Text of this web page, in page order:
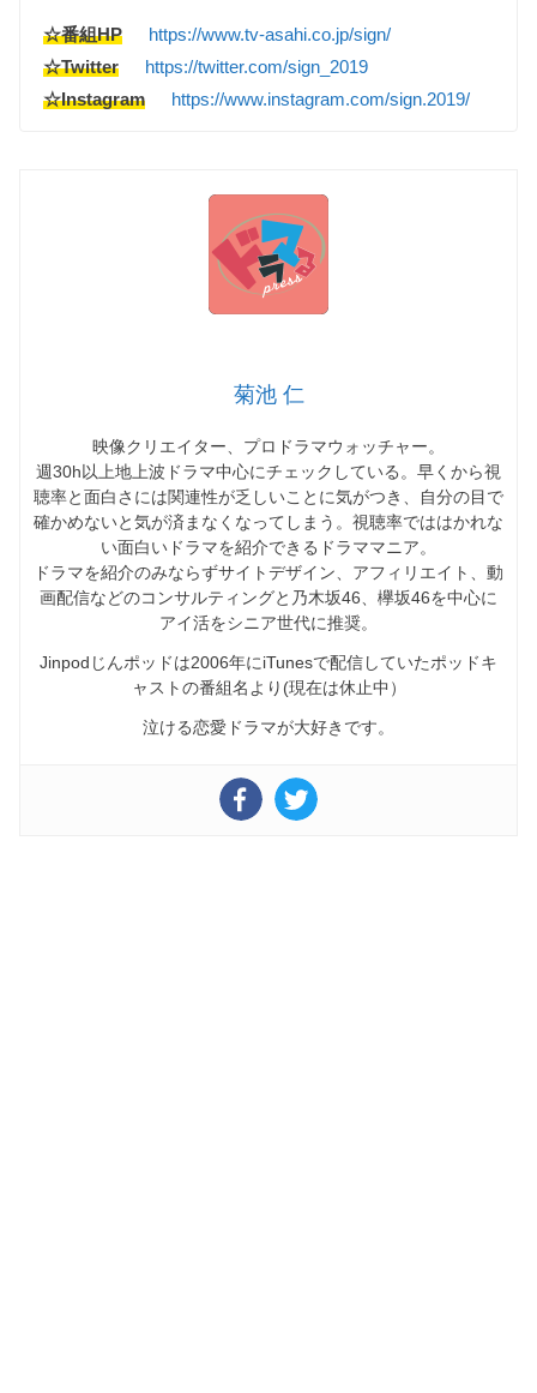
☆番組HP
https://www.tv-asahi.co.jp/sign/
☆Twitter
https://twitter.com/sign_2019
☆Instagram
https://www.instagram.com/sign.2019/
菊池 仁
映像クリエイター、プロドラマウォッチャー。
週30h以上地上波ドラマ中心にチェックしている。早くから視
聴率と面白さには関連性が乏しいことに気がつき、自分の目で
確かめないと気が済まなくなってしまう。視聴率でははかれな
い面白いドラマを紹介できるドラママニア。
ドラマを紹介のみならずサイトデザイン、アフィリエイト、動
画配信などのコンサルティングと乃木坂46、欅坂46を中心に
アイ活をシニア世代に推奨。
Jinpodじんポッドは2006年にiTunesで配信していたポッドキ
ャストの番組名より(現在は休止中）
泣ける恋愛ドラマが大好きです。